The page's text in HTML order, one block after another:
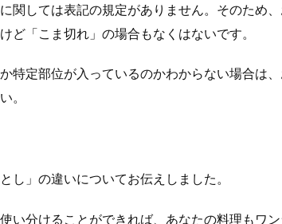
関しては表記の規定がありません。そのため
ど「こま切れ」の場合もなくはないです。
特定部位が入っているのかわからない場合は
。
し」の違いについてお伝えしました。
い分けることができれば、あなたの料理もワ